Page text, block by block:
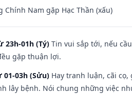
Nam gặp Hạc Thần (xấu)
23h-01h (Tý) Tin vui sắp tới, nếu
gặp thuận lợi.
01-03h (Sửu) Hay tranh luận, cãi
lây bệnh. Nói chung những việc